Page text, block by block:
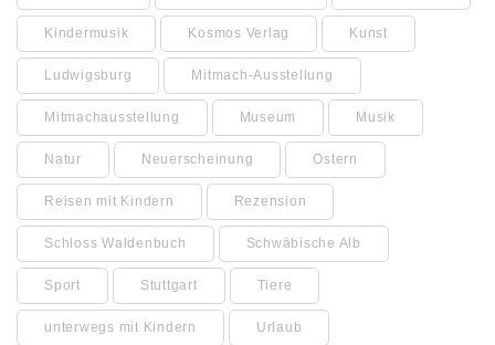
Kindermusik Kosmos Verlag Kunst
Ludwigsburg Mitmach-Ausstellung
Mitmachausstellung Museum Musik
Natur Neuerscheinung Ostern
Reisen mit Kindern Rezension
Schloss Waldenbuch Schwäbische Alb
Sport Stuttgart Tiere
unterwegs mit Kindern Urlaub